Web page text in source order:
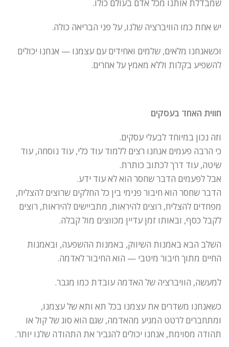
שמבדלת אותנו מכל אדם בעולם כולו.
יש אחת כמו הוויברציה שלנו, על פני הבריאה כולה.
וכשאנחנו מלאים, שלמים ואחידים עם עצמנו — אנחנו יכולים
להשפיע בקלות וללא מאמץ על אחרים.
חווית האחד בעסקים
וזה נכון במיוחד לבעלי עסקים.
כי הרבה פעמים אנחנו רצים ללמוד עוד כלי, עוד נוסחה, עוד
שיטה, עוד דרך לכתוב כותרת.
אבל לפעמים הדבר שחסר הוא לא עוד ידע.
הדבר שחסר הוא חיבור פנימי בין כל החלקים שרוצים להצליח,
מפחדים להצליח, רוצים להיראות, מתביישים להיראות, רוצים
לקבל כסף, ובאותו זמן עדיין מכווצים מול קבלה.
השלב הבא באמנות השיווק, באמנות ההשפעה, ובאמנות
החיים מתוך חיבור מיטבי — הוא החיבור לאדמה.
למעשה, הוויברציה של האדמה עובדת כמו מגבר.
כשאנחנו משדרים את עצמנו בכל תא ותא של עצמנו,
ומתחברים לרטט המגיע מהאדמה, שגם הוא סוג של קול או
תהודה מסוימת, אנחנו יכולים להגביר את התהודה שלנו יותר.